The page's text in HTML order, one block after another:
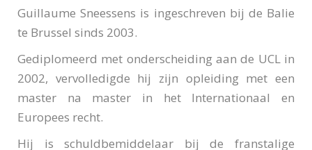
Guillaume Sneessens is ingeschreven bij de Balie
te Brussel sinds 2003.
Gediplomeerd met onderscheiding aan de UCL in
2002, vervolledigde hij zijn opleiding met een
master na master in het Internationaal en
Europees recht.
Hij is schuldbemiddelaar bij de franstalige